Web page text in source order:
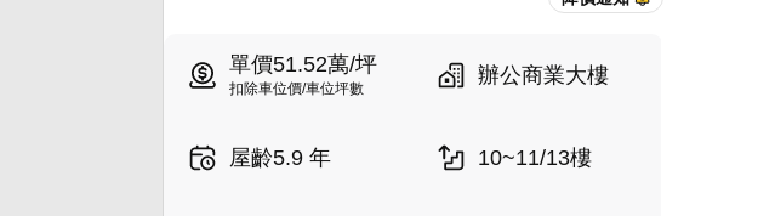
單價51.52萬/坪
扣除車位價/車位坪數
辦公商業大樓
屋齡5.9 年 10~11/13樓